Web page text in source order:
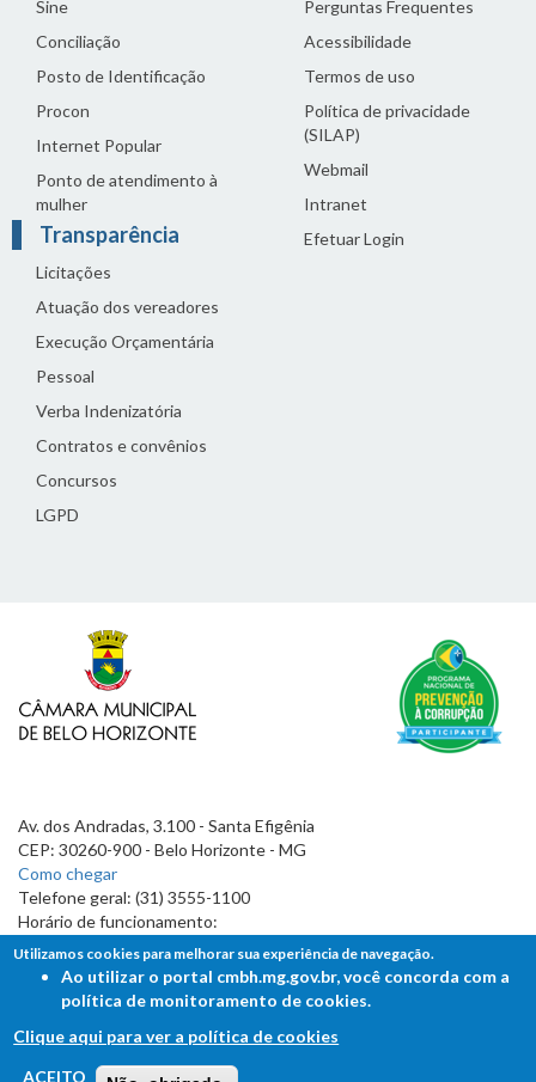
Sine
Conciliação
Posto de Identificação
Procon
Internet Popular
Ponto de atendimento à
mulher
Transparência
Licitações
Atuação dos vereadores
Execução Orçamentária
Pessoal
Verba Indenizatória
Contratos e convênios
Concursos
LGPD
Perguntas Frequentes
Acessibilidade
Termos de uso
Política de privacidade
(SILAP)
Webmail
Intranet
Efetuar Login
Av. dos Andradas, 3.100 - Santa Efigênia
CEP: 30260-900 - Belo Horizonte - MG
Como chegar
Telefone geral: (31) 3555-1100
Horário de funcionamento:
7h às 19h
FALE COM A CÂMARA
Utilizamos cookies para melhorar sua experiência de navegação.
Ao utilizar o portal cmbh.mg.gov.br, você concorda com a
política de monitoramento de cookies.
Clique aqui para ver a política de cookies
ACEITO